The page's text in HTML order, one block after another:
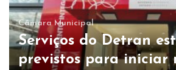
Câmara Municipal
Serviços do Detran
previstos para iniciar